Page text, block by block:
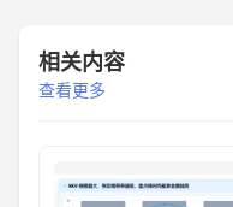
相关内容
查看更多